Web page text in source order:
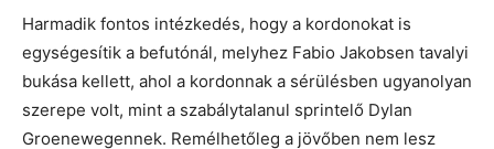
Harmadik fontos intézkedés, hogy a kordonokat is
egységesítik a befutónál, melyhez Fabio Jakobsen tavalyi
bukása kellett, ahol a kordonnak a sérülésben ugyanolyan
szerepe volt, mint a szabálytalanul sprintelő Dylan
Groenewegennek. Remélhetőleg a jövőben nem lesz